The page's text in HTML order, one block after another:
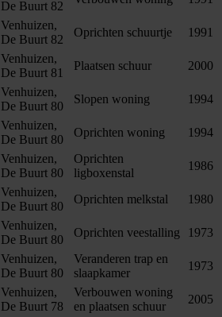
De Buurt 82
Venhuizen,
De Buurt 82
Oprichten schuurtje 1991
Venhuizen,
De Buurt 81
Plaatsen schuur 2000
Venhuizen,
De Buurt 80
Slopen woning 1994
Venhuizen,
De Buurt 80
Oprichten woning 1994
Venhuizen,
De Buurt 80
Oprichten
ligboxenstal
1986
Venhuizen,
De Buurt 80
Oprichten melkstal 1980
Venhuizen,
De Buurt 80
Oprichten veestalling 1973
Venhuizen,
De Buurt 80
Veranderen trap en
slaapkamer
1973
Venhuizen,
De Buurt 78
Verbouwen woning
en plaatsen schuur
2005